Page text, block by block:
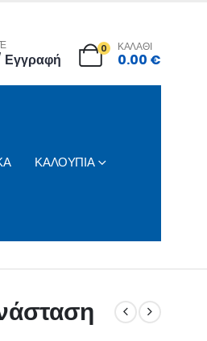
Εγγραφή
0 ΚΑΛΑΘΙ
0.00 €
ΚΑΛΟΥΠΙΑ